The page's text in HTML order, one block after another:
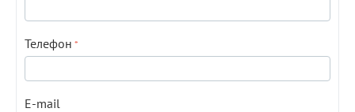
Телефон
E-mail